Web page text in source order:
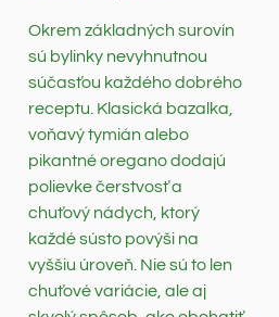
Okrem základných surovín
sú bylinky nevyhnutnou
súčasťou každého dobrého
receptu. Klasická bazalka,
voňavý tymián alebo
pikantné oregano dodajú
polievke čerstvosť a
chuťový nádych, ktorý
každé sústo povýši na
vyššiu úroveň. Nie sú to len
chuťové variácie, ale aj